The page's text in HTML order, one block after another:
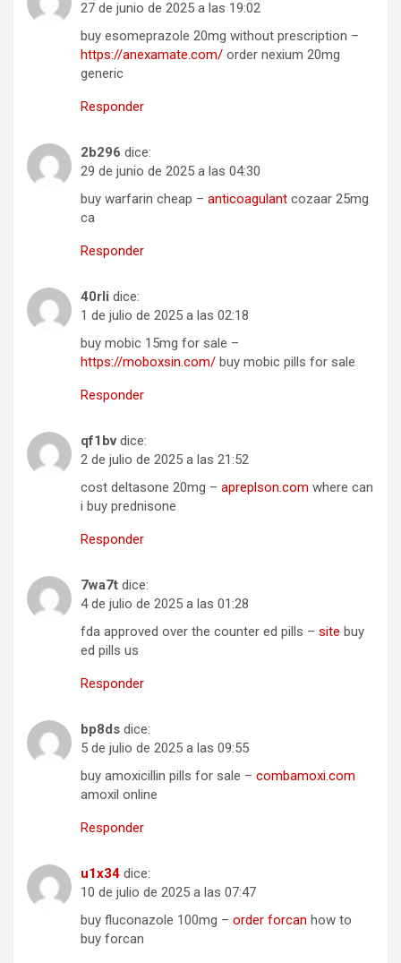
27 de junio de 2025 a las 19:02
buy esomeprazole 20mg without prescription –
https://anexamate.com/ order nexium 20mg
generic
Responder
2b296 dice:
29 de junio de 2025 a las 04:30
buy warfarin cheap – anticoagulant cozaar 25mg
ca
Responder
40rli dice:
1 de julio de 2025 a las 02:18
buy mobic 15mg for sale –
https://moboxsin.com/ buy mobic pills for sale
Responder
qf1bv dice:
2 de julio de 2025 a las 21:52
cost deltasone 20mg – apreplson.com where can
i buy prednisone
Responder
7wa7t dice:
4 de julio de 2025 a las 01:28
fda approved over the counter ed pills – site buy
ed pills us
Responder
bp8ds dice:
5 de julio de 2025 a las 09:55
buy amoxicillin pills for sale – combamoxi.com
amoxil online
Responder
u1x34 dice:
10 de julio de 2025 a las 07:47
buy fluconazole 100mg – order forcan how to
buy forcan